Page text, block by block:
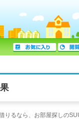
るなら、お部屋探しの